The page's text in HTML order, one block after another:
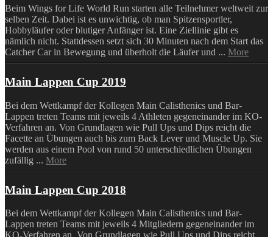
Beim Wings for Life World Run starten alle Teilnehmer weltweit zur
selben Zeit. Dabei ist es unwichtig, ob man Spitzensportler,
Hobbyläufer oder blutiger Anfänger ist. Eine Ziellinie gibt es
nämlich nicht. Stattdessen setzt sich 30 Minuten nach dem Start das
Catcher Car in Bewegung und überholt die Läufer und ... More
Main Lappen Cup 2019
Bei dem Wettkampf der Kollegen Main Calisthenics und Bar-
Lappen treten Teams mit jeweils 4 Athleten gegeneinander im KO-
Verfahren an. Von Grundlagen wie Pull Ups und Dips reicht die
Facette an Übungen auch bis zum Back Lever und Muscle Up. Sie
werden aus einem Pool von rund 50 unterschiedlichen Übungen
zufällig ... More
Main Lappen Cup 2018
Bei dem Wettkampf der Kollegen Main Calisthenics und Bar-
Lappen treten Teams mit jeweils 4 Mitgliedern gegeneinander im